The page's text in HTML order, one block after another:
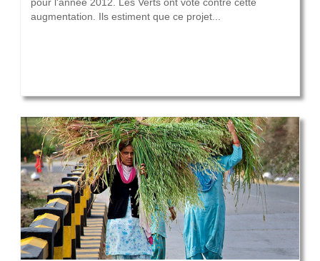
pour l'année 2012. Les Verts ont voté contre cette
augmentation. Ils estiment que ce projet...